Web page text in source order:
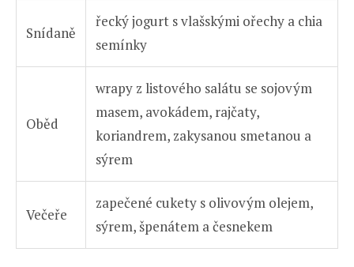
Snídaně
řecký jogurt s vlašskými ořechy a chia
semínky
Oběd
wrapy z listového salátu se sojovým
masem, avokádem, rajčaty,
koriandrem, zakysanou smetanou a
sýrem
Večeře
zapečené cukety s olivovým olejem,
sýrem, špenátem a česnekem